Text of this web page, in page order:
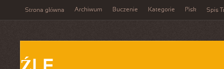
Strona główna Archiwum Buczenie Kategorie Pisk Spis